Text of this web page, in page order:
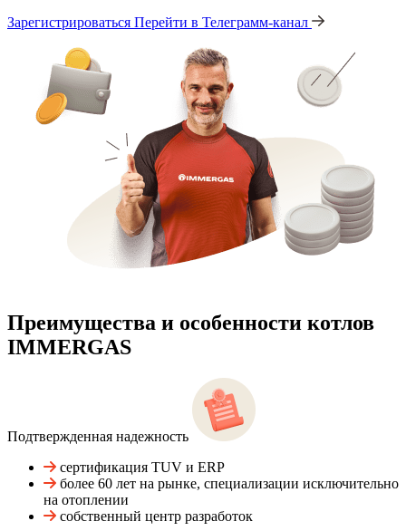
Зарегистрироваться Перейти в Телеграмм-канал
Преимущества и особенности котлов
IMMERGAS
Подтвержденная надежность
сертификация TUV и ERP
более 60 лет на рынке, специализации исключительно
на отоплении
собственный центр разработок